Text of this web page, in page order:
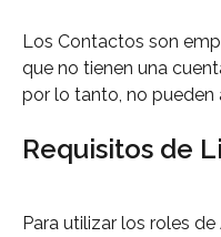
Los Contactos son
que no tienen una
por lo tanto, no pueden
Requisitos de
Para utilizar los roles